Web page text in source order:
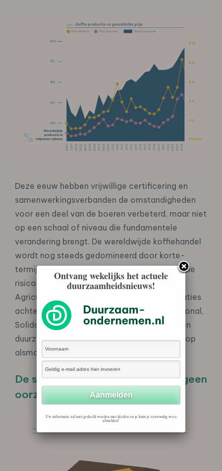
Deze eeuw hebben vrijwillige certificering en
samenwerkingsverbanden de omstandigheden
voor een deel van de boeren verbeterd, maar niet
op een schaal of niveau die fundamentele
verandering brengt. De wereldwijde koffiehandel
wordt nog steeds gedomineerd door korte-
termijn-handel, wisselvallige prijzen en de vele
risico’s op de schouders van de boer. Ethos
Agriculture en de maatschappelijke organisaties
achter het rapport — Conservation International,
Solidaridad en VOCAL — constateren dat een
duurzame sector niet kan worden gebouwd op
alsmaar te goedkope koffie.
De sector bestrijdt symptomen, geen
oorzaken
Ontvang wekelijks het actuele
duurzaamheidsnieuws!
Uw informatie zal niet gedeeld worden met derden en je kunt je eenvoudig weer
afmelden!